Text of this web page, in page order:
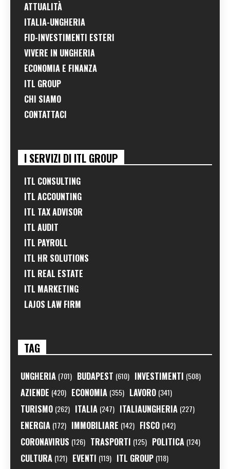
ATTUALITÀ
ITALIA-UNGHERIA
FID-INVESTIMENTI ESTERI
VIVERE IN UNGHERIA
ECONOMIA E FINANZA
ITL GROUP
CHI SIAMO
CONTATTACI
I SERVIZI DI ITL GROUP
ITL CONSULTING
ITL ACCOUNTING
ITL TAX ADVISOR
ITL AUDIT
ITL PAYROLL
ITL HR SOLUTIONS
ITL REAL ESTATE
ITL MARKETING
LAJOS LAW FIRM
TAG
UNGHERIA (701) BUDAPEST (610) INVESTIMENTI (508)
AZIENDE (420) ECONOMIA (355) LAVORO (341)
TURISMO (262) ITALIA (247) ITALIAUNGHERIA (227)
ENERGIA (172) IMMOBILIARE (142) FISCO (142)
CORONAVIRUS (126) TRASPORTI (125) POLITICA (124)
CULTURA (121) EVENTI (119) ITL GROUP (118)